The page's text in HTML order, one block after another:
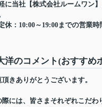
に当社【株式会社ルームワン
休：10:00～19:00までの営業時
洋のコメント(おすすめ
きありがとうございます。
際には、皆さまそれぞれこだわ